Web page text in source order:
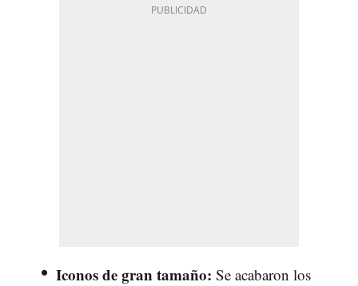
Iconos de gran tamaño: Se acabaron los